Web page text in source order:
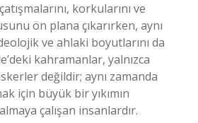
korkularını ve
ön plana çıkarırken, aynı
ve ahlaki boyutlarını da
kahramanlar, yalnızca
değildir; aynı zamanda
için büyük bir yıkımın
çalışan insanlardır.